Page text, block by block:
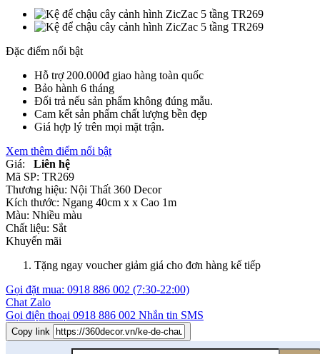
Đặc điểm nổi bật
Hỗ trợ 200.000đ giao hàng toàn quốc
Bảo hành 6 tháng
Đổi trả nếu sản phẩm không đúng mẫu.
Cam kết sản phẩm chất lượng bền đẹp
Giá hợp lý trên mọi mặt trận.
Xem thêm điểm nổi bật
Giá:
Liên hệ
Mã SP: TR269
Thương hiệu: Nội Thất 360 Decor
Kích thước: Ngang 40cm x x Cao 1m
Màu: Nhiều màu
Chất liệu: Sắt
Khuyến mãi
Tặng ngay voucher giảm giá cho đơn hàng kế tiếp
Gọi đặt mua: 0918 886 002 (7:30-22:00)
Chat Zalo
Gọi điện thoại 0918 886 002 Nhắn tin SMS
Copy link